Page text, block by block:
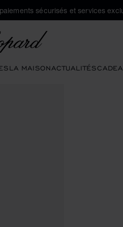
sécurisés et services
LA MAISONACTUALITÉS